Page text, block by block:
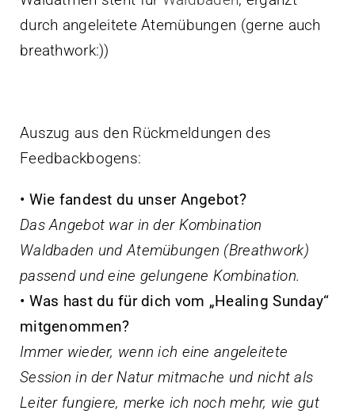
durch angeleitete Atemübungen (gerne auch
breathwork:))
Auszug aus den Rückmeldungen des
Feedbackbogens:
• Wie fandest du unser Angebot?
Das Angebot war in der Kombination
Waldbaden und Atemübungen (Breathwork)
passend und eine gelungene Kombination.
• Was hast du für dich vom „Healing Sunday“
mitgenommen?
Immer wieder, wenn ich eine angeleitete
Session in der Natur mitmache und nicht als
Leiter fungiere, merke ich noch mehr, wie gut